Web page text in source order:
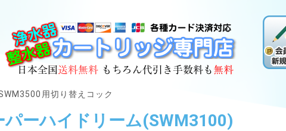
用切り替えコック
パーハイドリーム(SWM3100)